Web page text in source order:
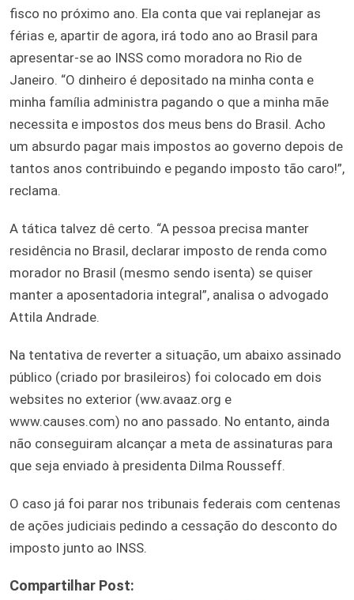
fisco no próximo ano. Ela conta que vai replanejar as
férias e, apartir de agora, irá todo ano ao Brasil para
apresentar-se ao INSS como moradora no Rio de
Janeiro. “O dinheiro é depositado na minha conta e
minha família administra pagando o que a minha mãe
necessita e impostos dos meus bens do Brasil. Acho
um absurdo pagar mais impostos ao governo depois de
tantos anos contribuindo e pegando imposto tão caro!”,
reclama.
A tática talvez dê certo. “A pessoa precisa manter
residência no Brasil, declarar imposto de renda como
morador no Brasil (mesmo sendo isenta) se quiser
manter a aposentadoria integral”, analisa o advogado
Attila Andrade.
Na tentativa de reverter a situação, um abaixo assinado
público (criado por brasileiros) foi colocado em dois
websites no exterior (ww.avaaz.org e
www.causes.com) no ano passado. No entanto, ainda
não conseguiram alcançar a meta de assinaturas para
que seja enviado à presidenta Dilma Rousseff.
O caso já foi parar nos tribunais federais com centenas
de ações judiciais pedindo a cessação do desconto do
imposto junto ao INSS.
Compartilhar Post: